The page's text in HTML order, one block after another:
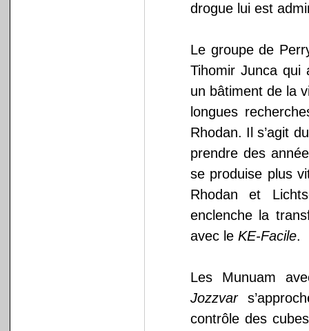
drogue lui est
Le groupe de
Tihomir Junca qui
un bâtiment de la
longues
Rhodan. Il s’agit
prendre des
se produise plus
Rhodan et
enclenche la
avec le KE-Facile.
Les Munuam
Jozzvar
contrôle des